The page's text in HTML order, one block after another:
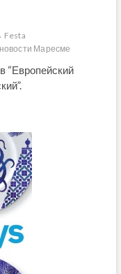
Festa
новости Маресме
“Европейский